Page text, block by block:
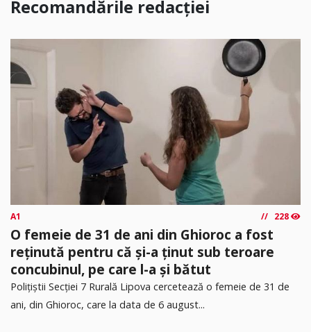
Recomandările redacției
A1 228
O femeie de 31 de ani din Ghioroc a fost
reținută pentru că și-a ținut sub teroare
concubinul, pe care l-a și bătut
​Polițiștii Secției 7 Rurală Lipova cercetează o femeie de 31 de
ani, din Ghioroc, care la data de 6 august...